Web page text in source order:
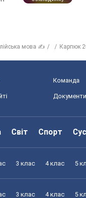
мова ✍ Карпюк
Команда
Документи
Світ Спорт
3 клас 4 клас 5
3 клас 4 клас 5